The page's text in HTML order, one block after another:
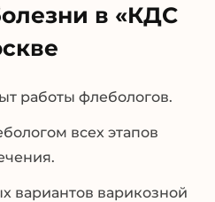
в «КДС
работы флебологов.
всех этапов
вариантов варикозной